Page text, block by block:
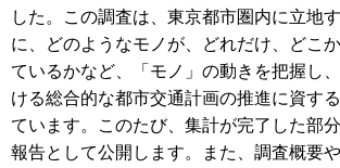
した。この調査は、東京都市圏内に立地
に、どのようなモノが、どれだけ、どこ
ているかなど、「モノ」の動きを把握し
ける総合的な都市交通計画の推進に資す
ています。このたび、集計が完了した部
報告として公開します。また、調査概要